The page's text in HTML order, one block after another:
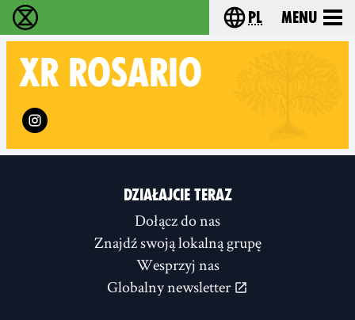
Extinction Rebellion - Home Choose your
pl Menu
XR ROSARIO
Follow XR Rosario on
DZIAŁAJCIE TERAZ
Dołącz do nas
Znajdź swoją lokalną grupę
Wesprzyj nas
Globalny newsletter